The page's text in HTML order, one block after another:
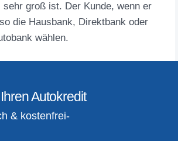
sehr groß ist. Der Kunde, wenn er
die Hausbank, Direktbank oder
wählen.
Autokredit
& kostenfrei-